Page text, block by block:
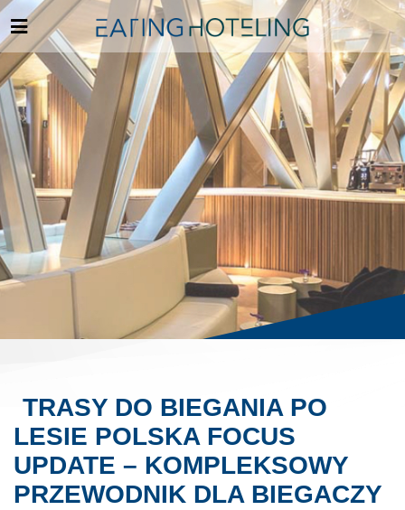
TRASY DO BIEGANIA PO
LESIE POLSKA FOCUS
UPDATE – KOMPLEKSOWY
PRZEWODNIK DLA BIEGACZY